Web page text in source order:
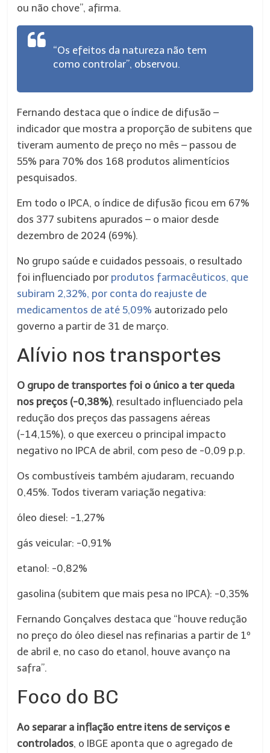
ou não chove”, afirma.
“Os efeitos da natureza não tem
como controlar”, observou.
Fernando destaca que o índice de difusão –
indicador que mostra a proporção de subitens que
tiveram aumento de preço no mês – passou de
55% para 70% dos 168 produtos alimentícios
pesquisados.
Em todo o IPCA, o índice de difusão ficou em 67%
dos 377 subitens apurados – o maior desde
dezembro de 2024 (69%).
No grupo saúde e cuidados pessoais, o resultado
foi influenciado por produtos farmacêuticos, que
subiram 2,32%, por conta do reajuste de
medicamentos de até 5,09% autorizado pelo
governo a partir de 31 de março.
Alívio nos transportes
O grupo de transportes foi o único a ter queda
nos preços (-0,38%), resultado influenciado pela
redução dos preços das passagens aéreas
(-14,15%), o que exerceu o principal impacto
negativo no IPCA de abril, com peso de -0,09 p.p.
Os combustíveis também ajudaram, recuando
0,45%. Todos tiveram variação negativa:
óleo diesel: -1,27%
gás veicular: -0,91%
etanol: -0,82%
gasolina (subitem que mais pesa no IPCA): -0,35%
Fernando Gonçalves destaca que “houve redução
no preço do óleo diesel nas refinarias a partir de 1º
de abril e, no caso do etanol, houve avanço na
safra”.
Foco do BC
Ao separar a inflação entre itens de serviços e
controlados, o IBGE aponta que o agregado de